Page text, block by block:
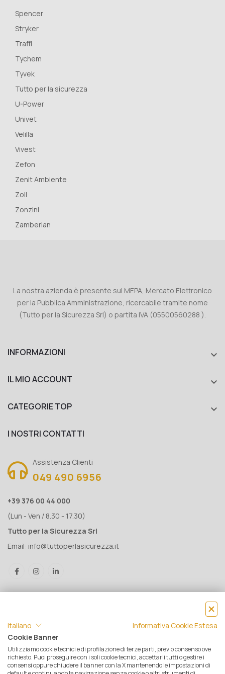
Spencer
Stryker
Traffi
Tychem
Tyvek
Tutto per la sicurezza
U-Power
Univet
Velilla
Vivest
Zefon
Zenit Ambiente
Zoll
Zonzini
Zamberlan
La nostra azienda è presente sul MEPA, Mercato Elettronico
per la Pubblica Amministrazione, ricercabile tramite nome
(Tutto per la Sicurezza Srl) o partita IVA (05500560288 ).
INFORMAZIONI 
IL MIO ACCOUNT 
CATEGORIE TOP 
I NOSTRI CONTATTI
Assistenza Clienti
049 490 6956
+39 376 00 44 000
(Lun - Ven / 8.30 - 17.30)
Tutto per la Sicurezza Srl
Email: info@tuttoperlasicurezza.it
® Tutto per la Sicurezza Srl IT05500560288 | Rea 471793 - C.S. €
10.000 i.v. | © 2025 Tutti i diritti riservati. Tutto per la sicurezza è un
italiano
Informativa Cookie Estesa
Cookie Banner
Utilizziamo cookie tecnici e di profilazione di terze parti, previo consenso ove
richiesto. Puoi proseguire con i soli cookie tecnici, accettarli tutti o gestire i
consensi oppure chiudere il banner con la X mantenendo le impostazioni di